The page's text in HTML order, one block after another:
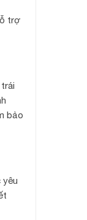
trợ
bảo
yêu